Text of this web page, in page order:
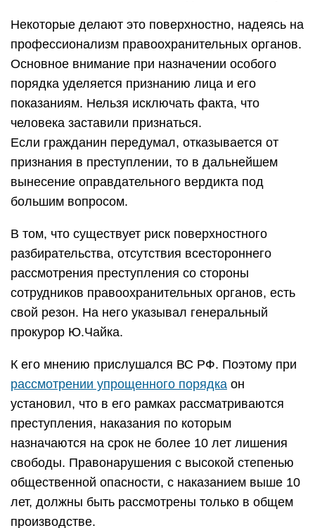
Некоторые делают это поверхностно, надеясь на
профессионализм правоохранительных органов.
Основное внимание при назначении особого
порядка уделяется признанию лица и его
показаниям. Нельзя исключать факта, что
человека заставили признаться.
Если гражданин передумал, отказывается от
признания в преступлении, то в дальнейшем
вынесение оправдательного вердикта под
большим вопросом.
В том, что существует риск поверхностного
разбирательства, отсутствия всестороннего
рассмотрения преступления со стороны
сотрудников правоохранительных органов, есть
свой резон. На него указывал генеральный
прокурор Ю.Чайка.
К его мнению прислушался ВС РФ. Поэтому при
рассмотрении упрощенного порядка он
установил, что в его рамках рассматриваются
преступления, наказания по которым
назначаются на срок не более 10 лет лишения
свободы. Правонарушения с высокой степенью
общественной опасности, с наказанием выше 10
лет, должны быть рассмотрены только в общем
производстве.